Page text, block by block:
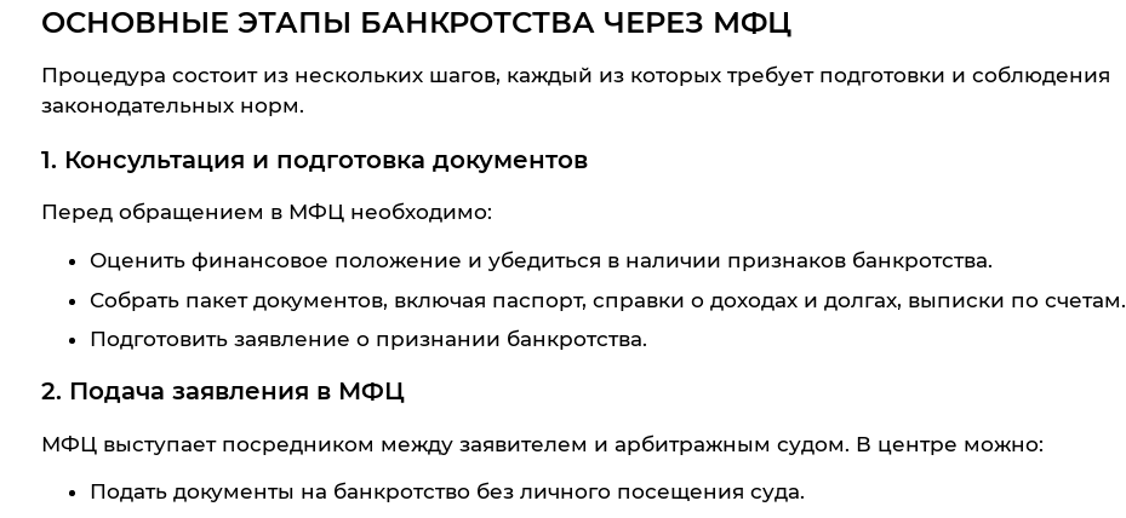
ОСНОВНЫЕ ЭТАПЫ БАНКРОТСТВА ЧЕРЕЗ МФЦ
Процедура состоит из нескольких шагов, каждый из которых требует подготовки и соблюдения
законодательных норм.
1. Консультация и подготовка документов
Перед обращением в МФЦ необходимо:
Оценить финансовое положение и убедиться в наличии признаков банкротства.
Собрать пакет документов, включая паспорт, справки о доходах и долгах, выписки по счетам.
Подготовить заявление о признании банкротства.
2. Подача заявления в МФЦ
МФЦ выступает посредником между заявителем и арбитражным судом. В центре можно:
Подать документы на банкротство без личного посещения суда.